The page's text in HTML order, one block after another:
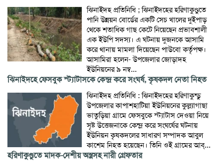
ঝিনাইদহ প্রতিনিধি ; ঝিনাইদহের হরিণাকুণ্ডুতে
পানি উন্নয়ন বোর্ডের একটি সেচ খালের দুইপাড়
থেকে শতাধিক গাছ কেটে নিয়েছেন প্রভাবশালী
এক ইউপি সদস্য। এ ঘটনায় দুজনকে আসামি
করে থানায় মামলা দিয়েছেন পাউবো কর্তৃপক্ষ।
আসামিরা হলেন- উপজেলার জোড়াদহ
ইউনিয়নের ৯ নম্ব...
ঝিনাইদহে ফেসবুক স্ট্যাটাসকে কেন্দ্র করে সংঘর্ষ, কৃষকদল নেতা নিহত
ঝিনাইদহ প্রতিনিধি : ঝিনাইদহের হরিণাকুন্ডু
উপজেলার কাপাশহাটিয়া ইউনিয়নের কুল্ল্যাগাছা
ভাতুড়িয়া গ্রামে ফেসবুকে স্ট্যাটাস দেওয়া নিয়ে
সৃষ্ট উত্তেজনাকে কেন্দ্র করে সংঘর্ষের ঘটনায়
ইউনিয়ন কৃষকদলের সাধারণ সম্পাদক আবুল
কাশেম নিহত হয়েছেন। তিনি ওই গ্রামের আব্...
হরিণাকুণ্ডুতে মাদক-দেশীয় অস্ত্রসহ নারী গ্রেফতার